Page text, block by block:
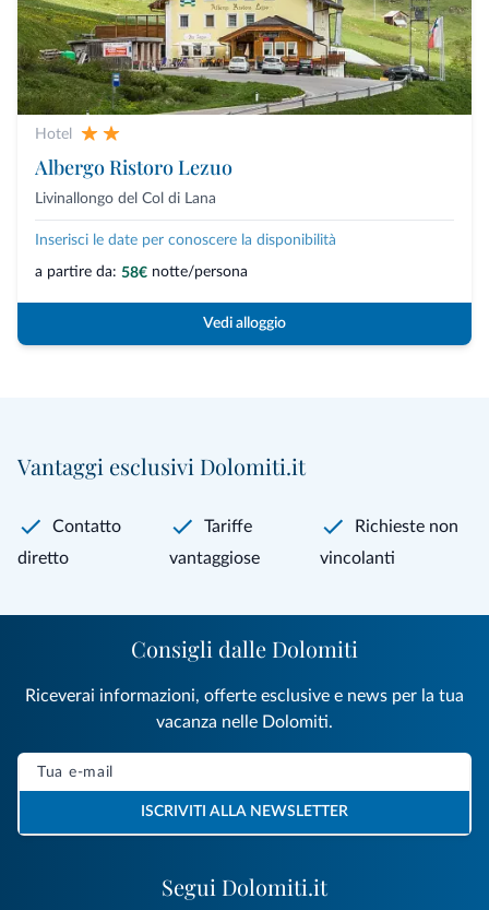
Hotel
Albergo Ristoro Lezuo
Livinallongo del Col di Lana
Inserisci le date per conoscere la disponibilità
a partire da: 58€ notte/persona
Vedi alloggio
Vantaggi esclusivi Dolomiti.it
Contatto
diretto
Tariffe
vantaggiose
Richieste non
vincolanti
Segui Dolomiti.it
Consigli dalle Dolomiti
Riceverai informazioni, offerte esclusive e news per la tua
vacanza nelle Dolomiti.
ISCRIVITI ALLA NEWSLETTER